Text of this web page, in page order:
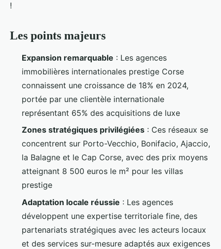
!
Les points majeurs
Expansion remarquable : Les agences
immobilières internationales prestige Corse
connaissent une croissance de 18% en 2024,
portée par une clientèle internationale
représentant 65% des acquisitions de luxe
Zones stratégiques privilégiées : Ces réseaux se
concentrent sur Porto-Vecchio, Bonifacio, Ajaccio,
la Balagne et le Cap Corse, avec des prix moyens
atteignant 8 500 euros le m² pour les villas
prestige
Adaptation locale réussie : Les agences
développent une expertise territoriale fine, des
partenariats stratégiques avec les acteurs locaux
et des services sur-mesure adaptés aux exigences